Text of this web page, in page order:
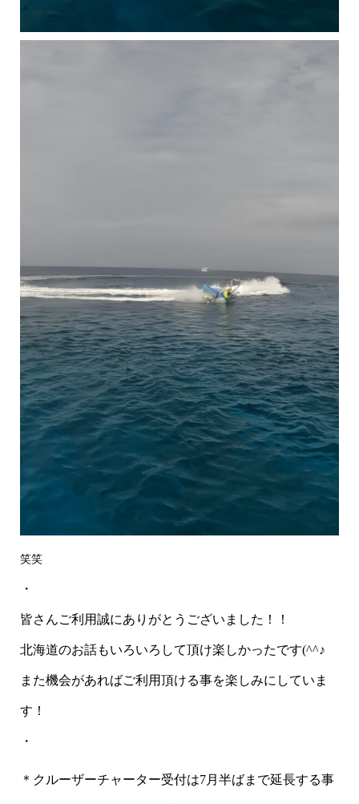
笑笑
・
皆さんご利用誠にありがとうございました！！
北海道のお話もいろいろして頂け楽しかったです(^^♪
また機会があればご利用頂ける事を楽しみにしていま
す！
・
＊クルーザーチャーター受付は7月半ばまで延長する事